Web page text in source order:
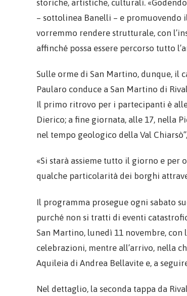
storiche, artistiche, culturali.
– sottolinea Banelli – e promuovendo
vorremmo rendere strutturale, con
affinché possa essere percorso tutto
Sulle orme di San Martino, dunque, il
Paularo conduce a San Martino di
Il primo ritrovo per i partecipanti è
Dierico; a fine giornata, alle 17, nella
nel tempo geologico della Val
«Si starà assieme tutto il giorno e per
qualche particolarità dei borghi
Il programma prosegue ogni sabato
purché non si tratti di eventi
San Martino, lunedì 11 novembre,
celebrazioni, mentre all’arrivo, nella
Aquileia di Andrea Bellavite e, a
Nel dettaglio, la seconda tappa da